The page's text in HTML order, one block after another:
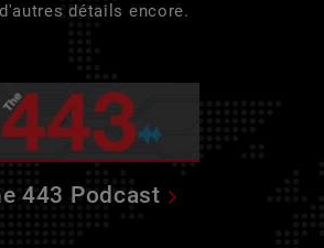
détails encore.
443 Podcast